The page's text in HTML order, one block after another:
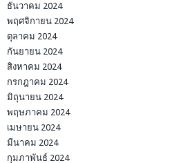
ธันวาคม 2024
พฤศจิกายน 2024
ตุลาคม 2024
กันยายน 2024
สิงหาคม 2024
กรกฎาคม 2024
มิถุนายน 2024
พฤษภาคม 2024
เมษายน 2024
มีนาคม 2024
กุมภาพันธ์ 2024